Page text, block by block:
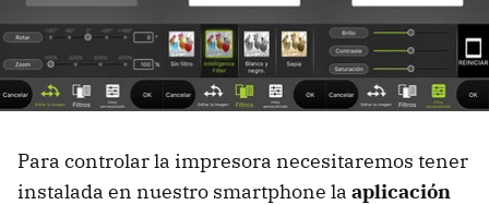
Para controlar la impresora necesitaremos tener
instalada en nuestro smartphone la aplicación